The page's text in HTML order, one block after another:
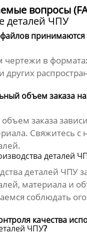
вопросы
деталей ЧПУ
принимаются
в форматах
и других
объем заказа на
заказа
Свяжитесь с
деталей
деталей ЧПУ
материала и
соблюдать
качества
ЧПУ?